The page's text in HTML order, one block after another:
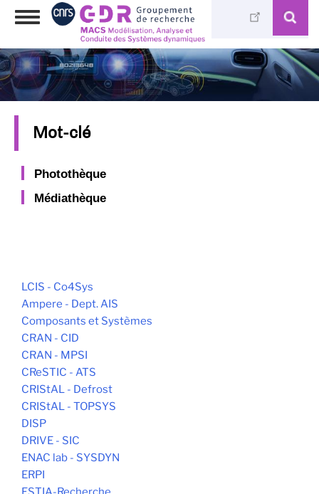
Aller
principal
Toggle
Mot-clé
Photothèque
Médiathèque
LCIS - Co4Sys
Ampere - Dept. AIS
Composants et Systèmes
CRAN - CID
CRAN - MPSI
CReSTIC - ATS
CRIStAL - Defrost
CRIStAL - TOPSYS
DISP
DRIVE - SIC
ENAC lab - SYSDYN
ERPI